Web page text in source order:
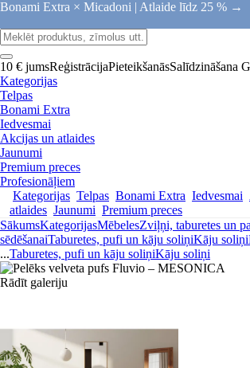
Bonami Extra × Micadoni | Atlaide līdz 25 % →
10 € jumsReģistrācijaPieteikšanāsSalīdzināšana
Kategorijas
Telpas
Bonami Extra
Iedvesmai
Akcijas un atlaides
Jaunumi
Premium preces
Profesionāļiem
Kategorijas Telpas Bonami Extra Iedvesmai
atlaides Jaunumi Premium preces
SākumsKategorijasMēbelesZviļņi, taburetes un
sēdēšanaiTaburetes, pufi un kāju soliņiKāju soliņi
...Taburetes, pufi un kāju soliņiKāju soliņi
Rādīt galeriju